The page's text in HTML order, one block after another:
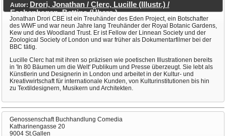
Autor: Drori, Jonathan / Clerc, Lucille (Illustr.) /
Eschenhagen, Bettina (Übers.)
Jonathan Drori CBE ist ein Treuhänder des Eden Project, ein Botschafter
des WWF und war neun Jahre lang Treuhänder der Royal Botanic Gardens,
Kew und des Woodland Trust. Er ist Fellow der Linnean Society und der
Zoological Society of London und war früher als Dokumentarfilmer bei der
BBC tätig.
Lucille Clerc hat mit ihren so präzisen wie poetischen Illustrationen bereits
in 'In 80 Bäumen um die Welt' Publikum und Presse überzeugt. Sie lebt als
Künstlerin und Designerin in London und arbeitet in der Kultur- und
Kreativwirtschaft für internationale Kunden, von Kulturinstitutionen bis hin
zu Textildesignern, Musikern und Architekten.
Genossenschaft Buchhandlung Comedia
Katharinengasse 20
9004 St.Gallen